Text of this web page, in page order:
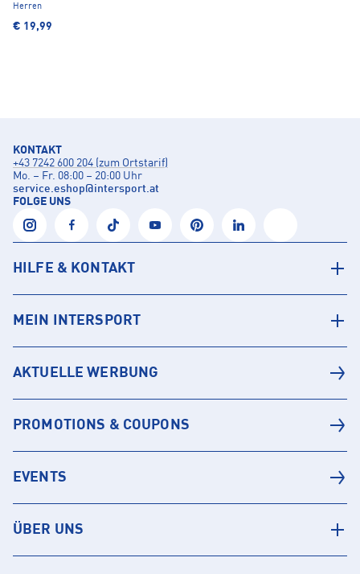
Herren
€ 19,99
KONTAKT
+43 7242 600 204 (zum Ortstarif)
Mo. – Fr. 08:00 – 20:00 Uhr
service.eshop@intersport.at
FOLGE UNS
HILFE & KONTAKT
MEIN INTERSPORT
AKTUELLE WERBUNG
PROMOTIONS & COUPONS
EVENTS
ÜBER UNS